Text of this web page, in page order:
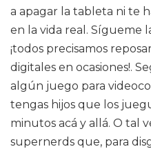
a apagar la tableta ni te
en la vida real. Sígueme
¡todos precisamos
digitales en ocasiones!.
algún juego para
tengas hijos que los
minutos acá y allá. O tal
supernerds que, para